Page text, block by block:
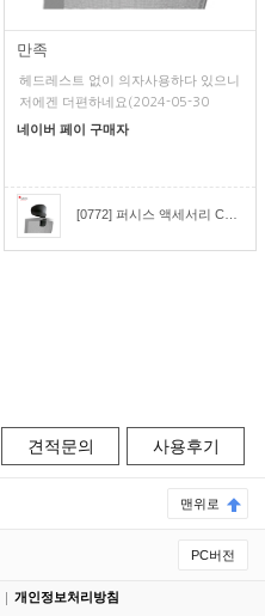
만족
헤드레스트 없이 의자사용하다 있으니
저에겐 더편하네요 (2024-05-30
11:17:26 에 등록된 네이버 페이 구매
네이버 페이 구매자
[0772] 퍼시스 액세서리 CHA4300용 헤드레스트 [CH4309H]
견적문의 사용후기
맨위로
PC버전
개인정보처리방침